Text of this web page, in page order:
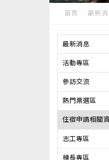
首頁 最新消
最新消息
活動專區
參訪交流
熱門票選區
住宿申請相關
志工專區
棟長專區